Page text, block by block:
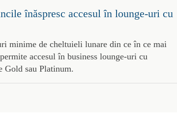
înăspresc accesul în lounge-uri cu
minime de cheltuieli lunare din ce în ce mai
accesul în business lounge-uri cu
Gold sau Platinum.